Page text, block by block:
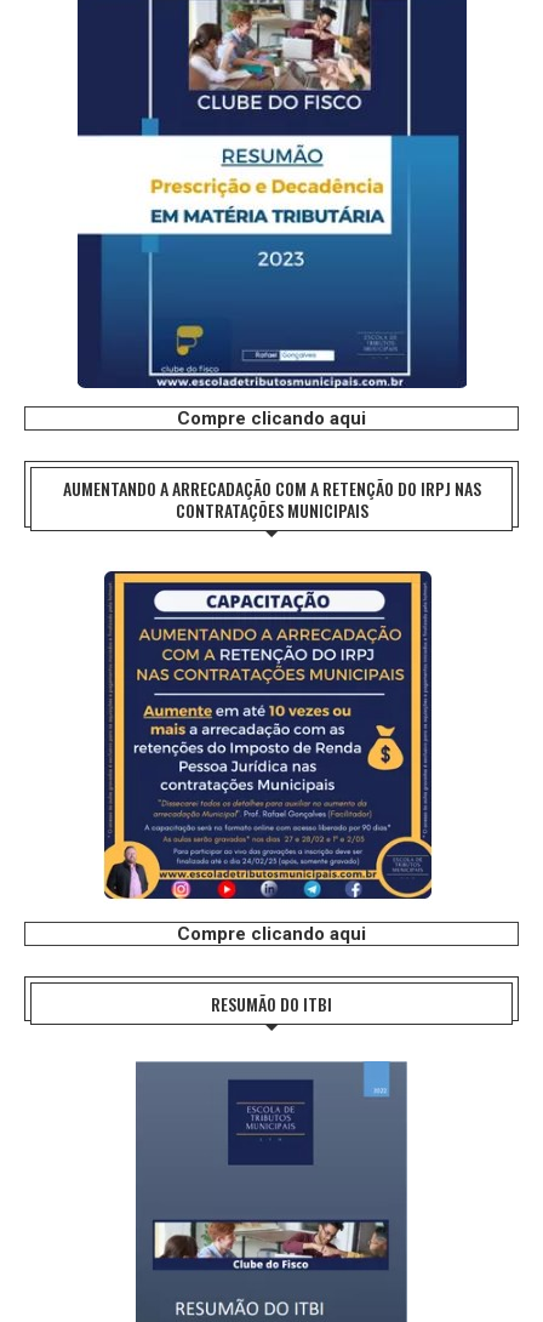
Compre clicando aqui
AUMENTANDO A ARRECADAÇÃO COM A RETENÇÃO DO IRPJ NAS
CONTRATAÇÕES MUNICIPAIS
Compre clicando aqui
RESUMÃO DO ITBI